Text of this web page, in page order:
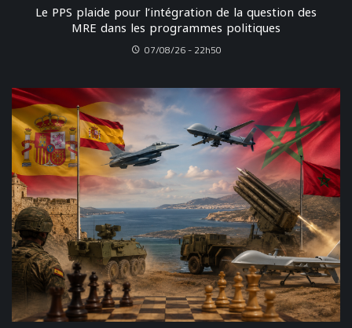
Le PPS plaide pour l’intégration de la question des
MRE dans les programmes politiques
07/08/26 - 22h50